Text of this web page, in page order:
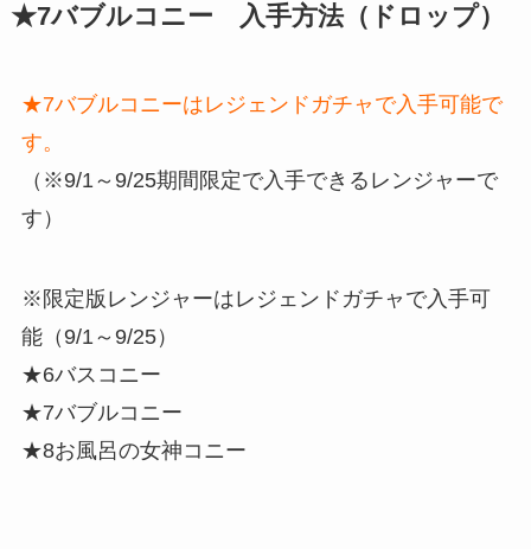
★7バブルコニー 入手方法（ドロップ）
★7バブルコニーはレジェンドガチャで入手可能で
す。
（※9/1～9/25期間限定で入手できるレンジャーで
す）
※限定版レンジャーはレジェンドガチャで入手可
能（9/1～9/25）
★6バスコニー
★7バブルコニー
★8お風呂の女神コニー